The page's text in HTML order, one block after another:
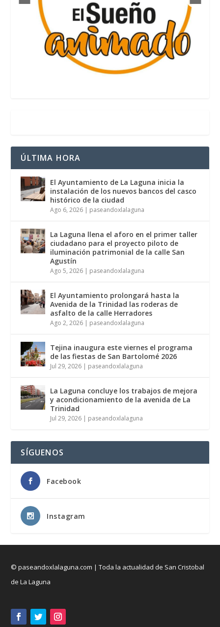
ÚLTIMA HORA
El Ayuntamiento de La Laguna inicia la
instalación de los nuevos bancos del casco
histórico de la ciudad
Ago 6, 2026 | paseandoxlalaguna
La Laguna llena el aforo en el primer taller
ciudadano para el proyecto piloto de
iluminación patrimonial de la calle San
Agustín
Ago 5, 2026 | paseandoxlalaguna
El Ayuntamiento prolongará hasta la
Avenida de la Trinidad las roderas de
asfalto de la calle Herradores
Ago 2, 2026 | paseandoxlalaguna
Tejina inaugura este viernes el programa
de las fiestas de San Bartolomé 2026
Jul 29, 2026 | paseandoxlalaguna
La Laguna concluye los trabajos de mejora
y acondicionamiento de la avenida de La
Trinidad
Jul 29, 2026 | paseandoxlalaguna
SÍGUENOS
Facebook
Instagram
© paseandoxlalaguna.com | Toda la actualidad de San Cristobal
de La Laguna